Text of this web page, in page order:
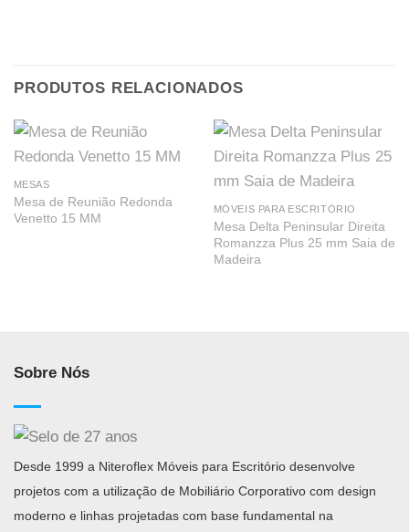
PRODUTOS RELACIONADOS
MESAS
Mesa de Reunião Redonda
Venetto 15 MM
MÓVEIS PARA ESCRITÓRIO
Mesa Delta Peninsular Direita
Romanzza Plus 25 mm Saia de
Madeira
Sobre Nós
Desde 1999 a Niteroflex Móveis para Escritório desenvolve
projetos com a utilização de Mobiliário Corporativo com design
moderno e linhas projetadas com base fundamental na